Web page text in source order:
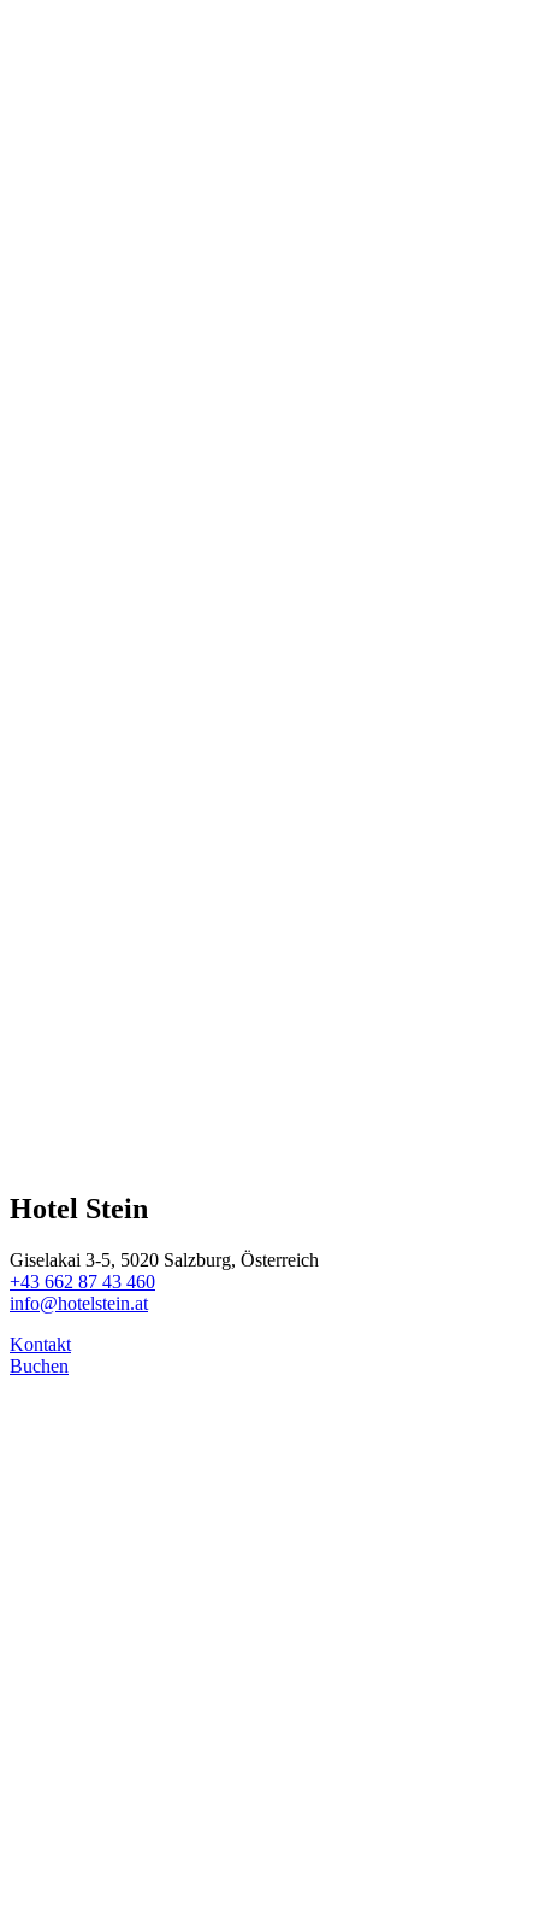
Hotel Stein
Giselakai 3-5, 5020 Salzburg, Österreich
+43 662 87 43 460
info@hotelstein.at
Kontakt
Buchen